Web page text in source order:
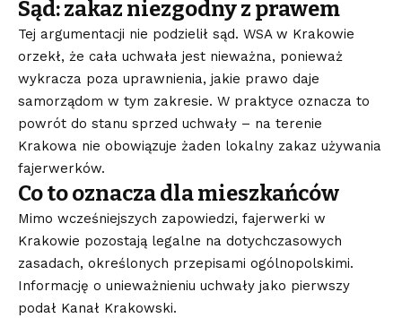
Sąd: zakaz niezgodny z prawem
Tej argumentacji nie podzielił sąd. WSA w Krakowie
orzekł, że cała uchwała jest nieważna, ponieważ
wykracza poza uprawnienia, jakie prawo daje
samorządom w tym zakresie. W praktyce oznacza to
powrót do stanu sprzed uchwały – na terenie
Krakowa nie obowiązuje żaden lokalny zakaz używania
fajerwerków.
Co to oznacza dla mieszkańców
Mimo wcześniejszych zapowiedzi, fajerwerki w
Krakowie pozostają legalne na dotychczasowych
zasadach, określonych przepisami ogólnopolskimi.
Informację o unieważnieniu uchwały jako pierwszy
podał Kanał Krakowski.